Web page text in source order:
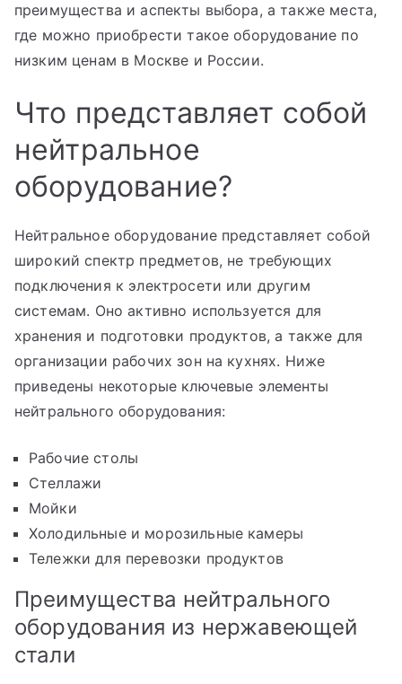
преимущества и аспекты выбора, а также места,
где можно приобрести такое оборудование по
низким ценам в Москве и России.
Что представляет собой
нейтральное
оборудование?
Нейтральное оборудование представляет собой
широкий спектр предметов, не требующих
подключения к электросети или другим
системам. Оно активно используется для
хранения и подготовки продуктов, а также для
организации рабочих зон на кухнях. Ниже
приведены некоторые ключевые элементы
нейтрального оборудования:
Рабочие столы
Стеллажи
Мойки
Холодильные и морозильные камеры
Тележки для перевозки продуктов
Преимущества нейтрального
оборудования из нержавеющей
стали